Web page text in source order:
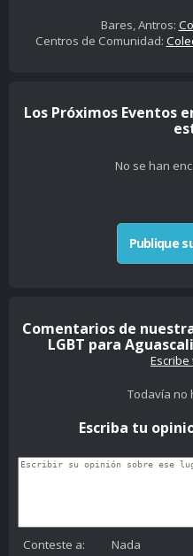
Bares, Antros:
Centros de Comunidad:
Los Próximos Eventos
No se han
Publique
Comentarios de
LGBT para
Todavía no
Escriba tu
Conteste a:
Nada